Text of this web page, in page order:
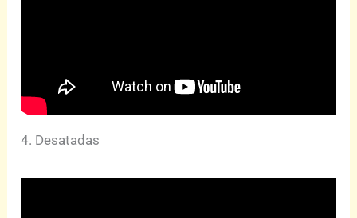
4. Desatadas